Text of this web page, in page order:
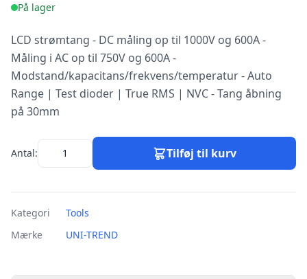
På lager
LCD strømtang - DC måling op til 1000V og 600A -
Måling i AC op til 750V og 600A -
Modstand/kapacitans/frekvens/temperatur - Auto
Range | Test dioder | True RMS | NVC - Tang åbning
på 30mm
Antal: Tilføj til kurv
Kategori
Tools
Mærke
UNI-TREND